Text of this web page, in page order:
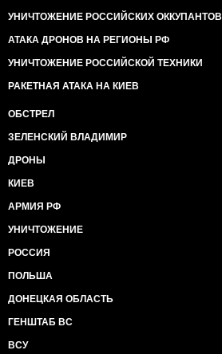
УНИЧТОЖЕНИЕ РОССИЙСКИХ ОККУПАНТОВ
АТАКА ДРОНОВ НА РЕГИОНЫ РФ
УНИЧТОЖЕНИЕ РОССИЙСКОЙ ТЕХНИКИ
РАКЕТНАЯ АТАКА НА КИЕВ
ОБСТРЕЛ
ЗЕЛЕНСКИЙ ВЛАДИМИР
ДРОНЫ
КИЕВ
АРМИЯ РФ
УНИЧТОЖЕНИЕ
РОССИЯ
ПОЛЬША
ДОНЕЦКАЯ ОБЛАСТЬ
ГЕНШТАБ ВС
ВСУ